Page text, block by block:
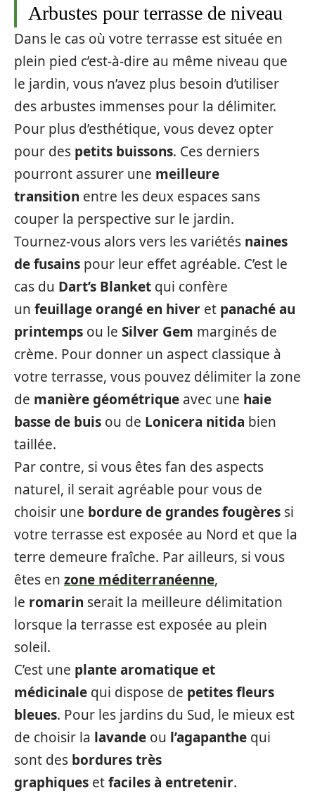
Arbustes pour terrasse de niveau
Dans le cas où votre terrasse est située en
plein pied c’est-à-dire au même niveau que
le jardin, vous n’avez plus besoin d’utiliser
des arbustes immenses pour la délimiter.
Pour plus d’esthétique, vous devez opter
pour des petits buissons. Ces derniers
pourront assurer une meilleure
transition entre les deux espaces sans
couper la perspective sur le jardin.
Tournez-vous alors vers les variétés naines
de fusains pour leur effet agréable. C’est le
cas du Dart’s Blanket qui confère
un feuillage orangéen hiver et panaché au
printemps ou le Silver Gem marginés de
crème. Pour donner un aspect classique à
votre terrasse, vous pouvez délimiter la zone
de manière géométrique avec une haie
basse de buis ou de Lonicera nitida bien
taillée.
Par contre, si vous êtes fan des aspects
naturel, il serait agréable pour vous de
choisir une bordure de grandes fougères si
votre terrasse est exposée au Nord et que la
terre demeure fraîche. Par ailleurs, si vous
êtes en zone méditerranéenne,
le romarin serait la meilleure délimitation
lorsque la terrasse est exposée au plein
soleil.
C’est une plante aromatique et
médicinale qui dispose de petites fleurs
bleues. Pour les jardins du Sud, le mieux est
de choisir la lavande ou l’agapanthe qui
sont des bordures très
graphiques etfaciles à entretenir.